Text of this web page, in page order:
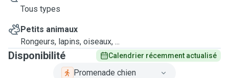
Tous types
Petits animaux
Rongeurs, lapins, oiseaux, ...
Disponibilité Calendrier récemment actualisé
Promenade chien